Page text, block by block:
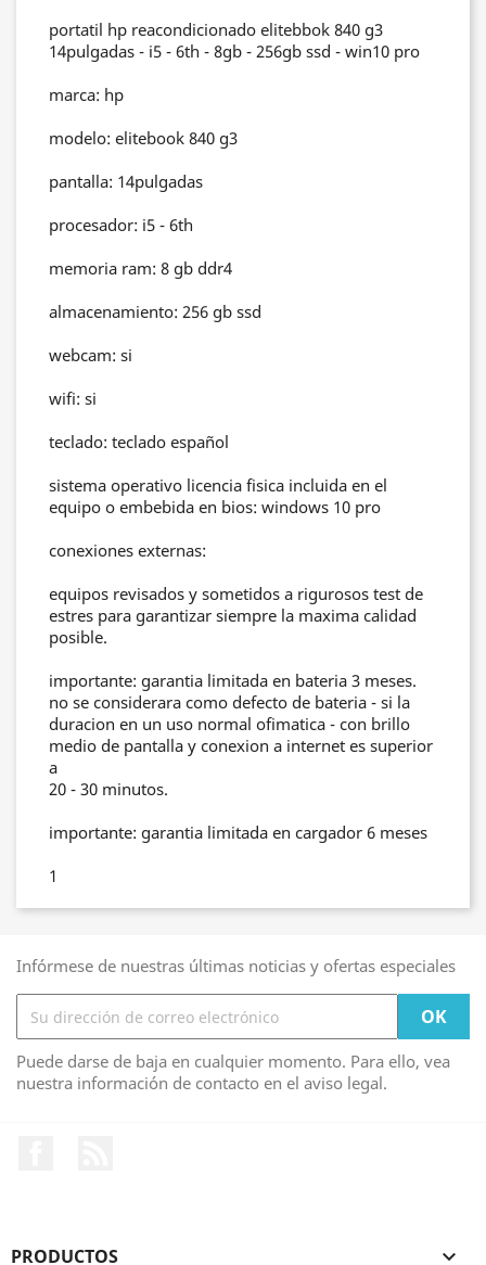
portatil hp reacondicionado elitebbok 840 g3
14pulgadas - i5 - 6th - 8gb - 256gb ssd - win10 pro
marca: hp
modelo: elitebook 840 g3
pantalla: 14pulgadas
procesador: i5 - 6th
memoria ram: 8 gb ddr4
almacenamiento: 256 gb ssd
webcam: si
wifi: si
teclado: teclado español
sistema operativo licencia fisica incluida en el
equipo o embebida en bios: windows 10 pro
conexiones externas:
equipos revisados y sometidos a rigurosos test de
estres para garantizar siempre la maxima calidad
posible.
importante: garantia limitada en bateria 3 meses.
no se considerara como defecto de bateria - si la
duracion en un uso normal ofimatica - con brillo
medio de pantalla y conexion a internet es superior
a
20 - 30 minutos.
importante: garantia limitada en cargador 6 meses
1
Infórmese de nuestras últimas noticias y ofertas especiales
Puede darse de baja en cualquier momento. Para ello, vea
nuestra información de contacto en el aviso legal.
PRODUCTOS 